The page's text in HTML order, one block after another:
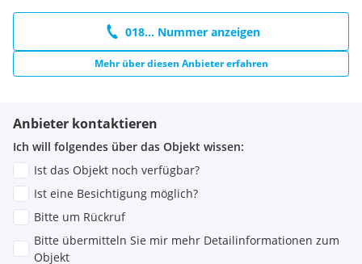
018... Nummer anzeigen
Mehr über diesen Anbieter erfahren
Anbieter kontaktieren
Ich will folgendes über das Objekt wissen:
Ist das Objekt noch verfügbar?
Ist eine Besichtigung möglich?
Bitte um Rückruf
Bitte übermitteln Sie mir mehr Detailinformationen zum
Objekt